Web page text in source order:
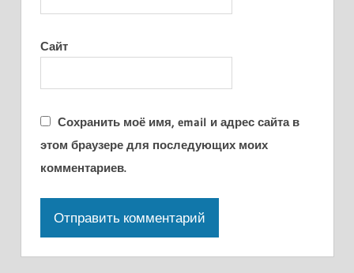
Сайт
Сохранить моё имя, email и адрес сайта в
этом браузере для последующих моих
комментариев.